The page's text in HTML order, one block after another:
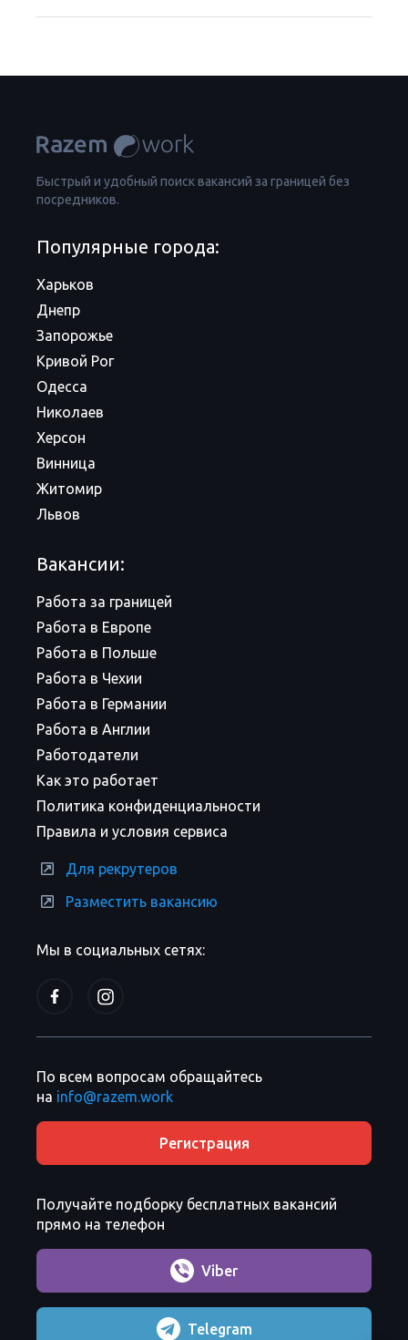
Быстрый и удобный поиск вакансий за границей без
посредников.
Мы в социальных сетях:
Популярные города:
Харьков
Днепр
Запорожье
Кривой Рог
Одесса
Николаев
Херсон
Винница
Житомир
Львов
Вакансии:
Работа за границей
Работа в Европе
Работа в Польше
Работа в Чехии
Работа в Германии
Работа в Англии
Работодатели
Как это работает
Политика конфиденциальности
Правила и условия сервиса
Для рекрутеров
Разместить вакансию
По всем вопросам обращайтесь
на info@razem.work
Регистрация
Получайте подборку бесплатных вакансий
прямо на телефон
Viber
Telegram